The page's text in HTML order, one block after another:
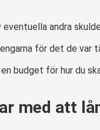
eventuella andra
för det de var
budget för hur du
med att